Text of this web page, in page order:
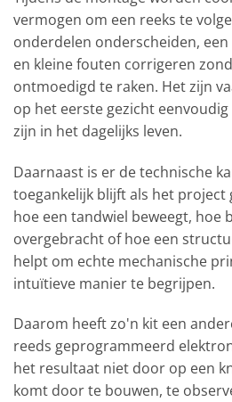
vermogen om een reeks te
onderdelen onderscheiden,
en kleine fouten corrigeren
ontmoedigd te raken. Het zijn
op het eerste gezicht
zijn in het dagelijks leven.
Daarnaast is er de technische
toegankelijk blijft als het project
hoe een tandwiel beweegt, hoe
overgebracht of hoe een
helpt om echte mechanische
intuïtieve manier te begrijpen.
Daarom heeft zo'n kit een
reeds geprogrammeerd
het resultaat niet door op een
komt door te bouwen, te